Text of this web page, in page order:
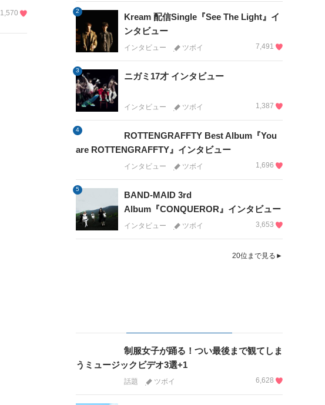
1,570 2
Kream 配信Single『See The Light』イ
ンタビュー
インタビュー ツボイ 7,491
3
ニガミ17才 インタビュー
インタビュー ツボイ 1,387
4
ROTTENGRAFFTY Best Album『You
are ROTTENGRAFFTY』インタビュー
インタビュー ツボイ 1,696
5
BAND-MAID 3rd
Album『CONQUEROR』インタビュー
インタビュー ツボイ 3,653
20位まで見る►
制服女子が踊る！つい最後まで観てしま
うミュージックビデオ3選+1
話題 ツボイ 6,628